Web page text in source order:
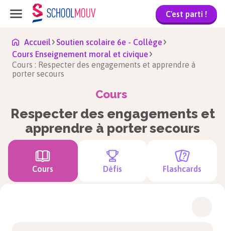
C'est parti !
Accueil
Soutien scolaire 6e - Collège
Cours Enseignement moral et civique
Cours : Respecter des engagements et apprendre à
porter secours
Cours
Respecter des engagements et
apprendre à porter secours
Cours Défis Flashcards